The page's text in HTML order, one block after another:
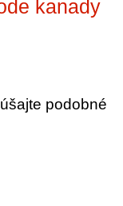
kanady
podobné